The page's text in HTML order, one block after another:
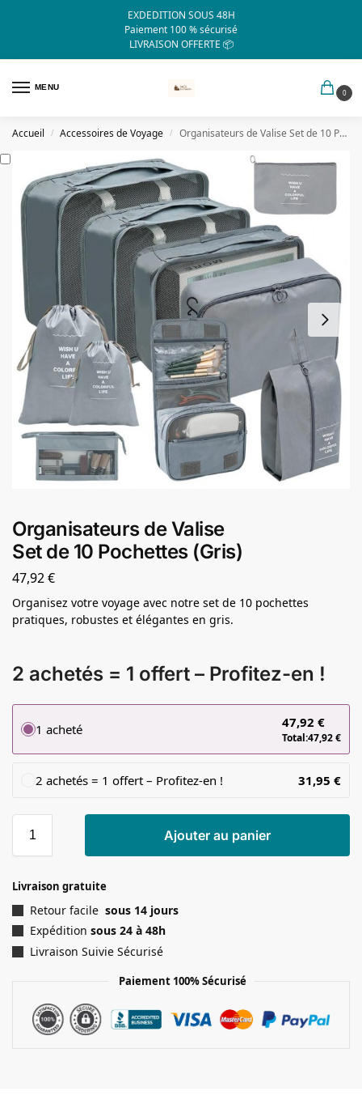
EXDEDITION SOUS 48H
Paiement 100 % sécurisé
LIVRAISON OFFERTE 📦
MENU
0
Accueil / Accessoires de Voyage / Organisateurs de Valise Set de 10 Pochettes (Gris)
Organisateurs de Valise
Set de 10 Pochettes (Gris)
47,92€
Organisez votre voyage avec notre set de 10 pochettes
pratiques, robustes et élégantes en gris.
2 achetés = 1 offert – Profitez-en !
1 acheté 47,92 €
Total:47,92€
2 achetés = 1 offert – Profitez-en ! 31,95 €
Ajouter au panier
Livraison gratuite
Retour facile sous 14 jours
Expédition sous 24 à 48h
Livraison Suivie Sécurisé
Paiement 100% Sécurisé